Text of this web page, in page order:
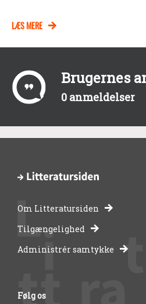
LÆS MERE
Brugernes
0 anmeldelser
-
bibliotekernes
side
Om Litteratursiden
Tilgængelighed
Administrér samtykke
Følg os